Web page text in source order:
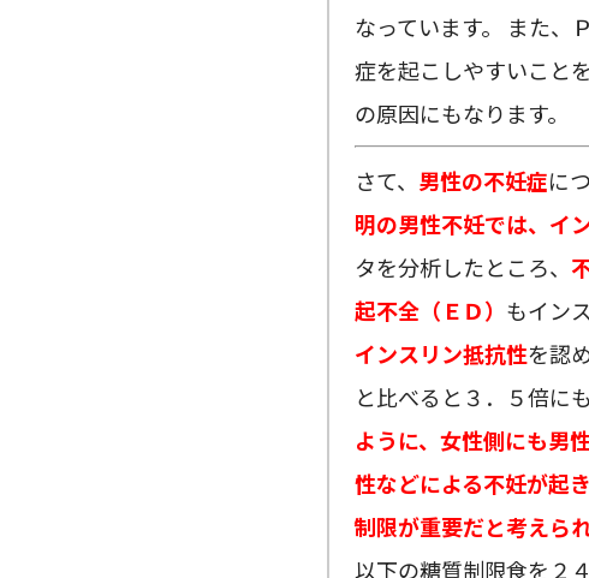
なっています。 また、
症を起こしやすいこと
の原因にもなります。
さて、 男性の不妊症に
明の男性不妊では、イ
タを分析したところ、
起不全（ＥＤ） もイン
インスリン抵抗性を認
と比べると３．５倍に
ように、女性側にも男
性などによる不妊が起
制限が重要だと考えられ
以下の糖質制限食を２